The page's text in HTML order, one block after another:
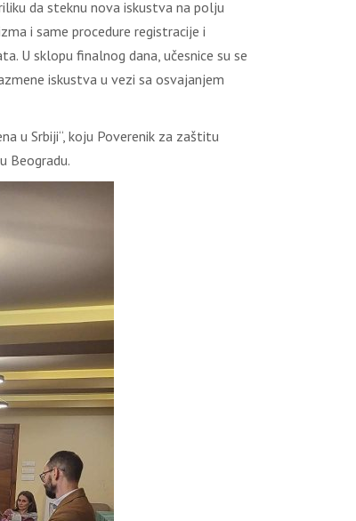
da steknu nova iskustva na polju
i same procedure registracije i
U sklopu finalnog dana, učesnice su se
iskustva u vezi sa osvajanjem
u Srbiji“, koju Poverenik za zaštitu
Beogradu.